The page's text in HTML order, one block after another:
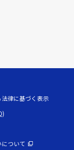
律に基づく表示
ついて